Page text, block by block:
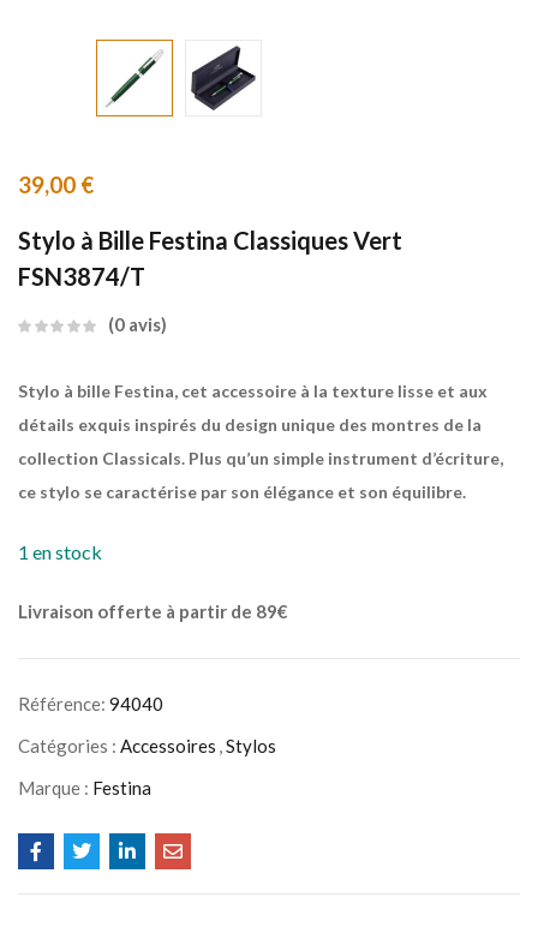
39,00 €
Stylo à Bille Festina Classiques Vert
FSN3874/T
0 avis
Stylo à bille Festina, cet accessoire à la texture lisse et aux
détails exquis inspirés du design unique des montres de la
collection Classicals. Plus qu’un simple instrument d’écriture,
ce stylo se caractérise par son élégance et son équilibre.
1 en stock
Livraison offerte à partir de 89€
Référence: 94040
Catégories : Accessoires ,Stylos
Marque : Festina